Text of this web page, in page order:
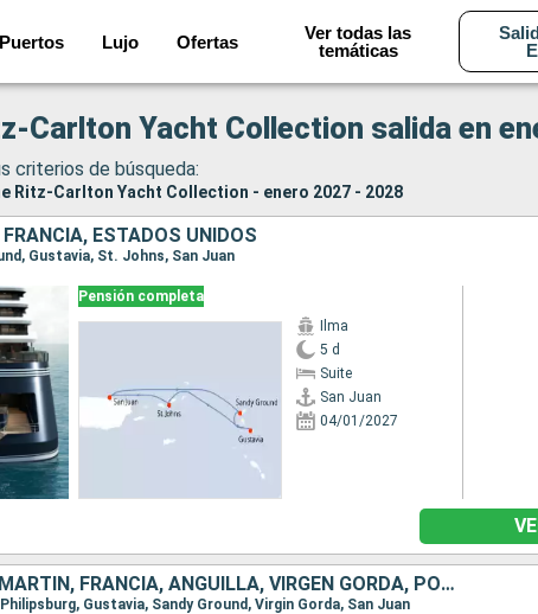
Puertos Lujo Ofertas
Ver todas las
temáticas
Carlton Yacht Collection salida en
criterios de búsqueda:
Ritz-Carlton Yacht Collection - enero 2027 - 2028
ESTADOS UNIDOS
Gustavia, St. Johns, San Juan
Pensión completa
Ilma
5 d
Suite
San Juan
04/01/2027
ESTADOS UNIDOS, SAN MARTÍN, FRANCIA, ANGUILLA, VIRGEN GORDA, PORTO RICO
Gustavia, Sandy Ground, Virgin Gorda, San Juan